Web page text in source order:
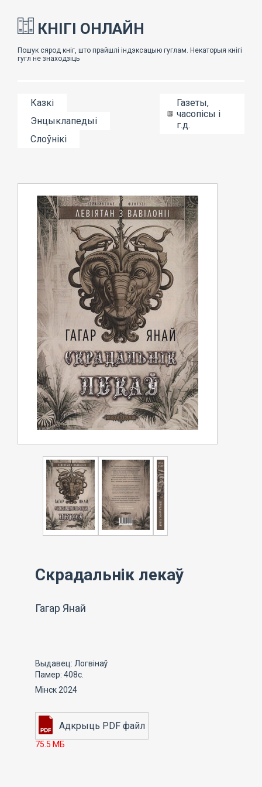
КНІГІ ОНЛАЙН
Казкі
Энцыклапедыі
Слоўнікі
Газеты,
часопісы і
г.д.
Скрадальнік лекаў
Гагар Янай
Выдавец: Логвінаў
Памер: 408с.
Мінск 2024
75.5 МБ